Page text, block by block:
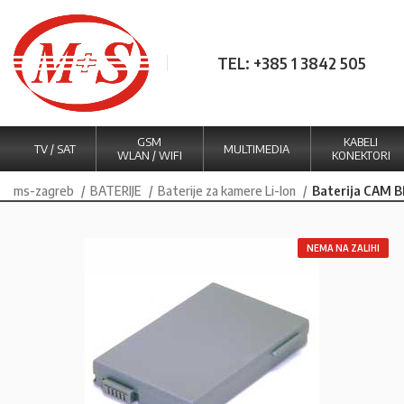
TEL: +385 1 3842 505
TV / SAT
GSM
WLAN / WIFI
MULTIMEDIA
KABELI
KONEKTORI
ms-zagreb BATERIJE Baterije za kamere Li-Ion Baterija CAM
NEMA NA ZALIHI